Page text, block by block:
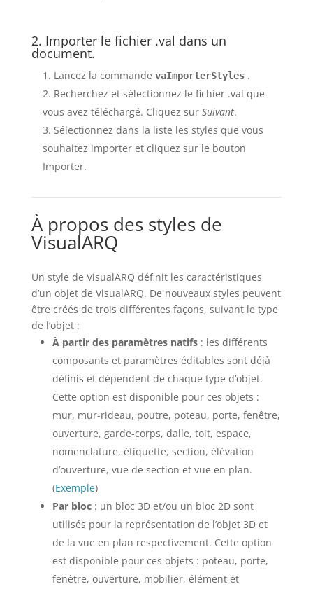
2. Importer le fichier .val dans un
document.
Lancez la commande vaImporterStyles.
Recherchez et sélectionnez le fichier .val que
vous avez téléchargé. Cliquez sur Suivant.
Sélectionnez dans la liste les styles que vous
souhaitez importer et cliquez sur le bouton
Importer.
À propos des styles de
VisualARQ
Un style de VisualARQ définit les caractéristiques
d’un objet de VisualARQ. De nouveaux styles peuvent
être créés de trois différentes façons, suivant le type
de l’objet :
À partir des paramètres natifs: les différents
composants et paramètres éditables sont déjà
définis et dépendent de chaque type d’objet.
Cette option est disponible pour ces objets :
mur, mur-rideau, poutre, poteau, porte, fenêtre,
ouverture, garde-corps, dalle, toit, espace,
nomenclature, étiquette, section, élévation
d’ouverture, vue de section et vue en plan.
(Exemple)
Par bloc : un bloc 3D et/ou un bloc 2D sont
utilisés pour la représentation de l’objet 3D et
de la vue en plan respectivement. Cette option
est disponible pour ces objets : poteau, porte,
fenêtre, ouverture, mobilier, élément et